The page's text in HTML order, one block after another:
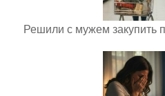
Решили с мужем закупить